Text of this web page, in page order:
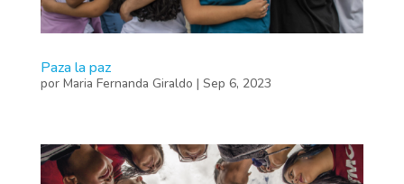
Paza la paz
por Maria Fernanda Giraldo | Sep 6, 2023